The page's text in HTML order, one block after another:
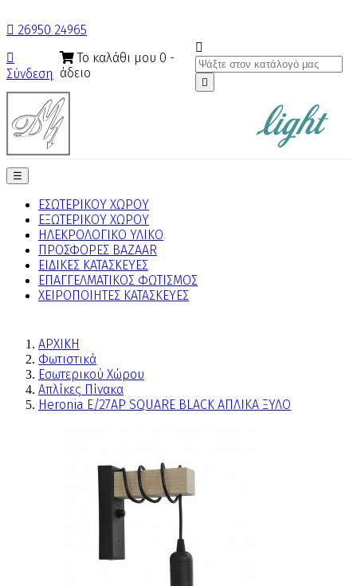
 26950 24965

Σύνδεση
Το καλάθι μου 0 -
άδειο


Toggle
navigation
☰
ΕΣΩΤΕΡΙΚΟΥ ΧΩΡΟΥ
ΕΞΩΤΕΡΙΚΟΥ ΧΩΡΟΥ
ΗΛΕΚΡΟΛΟΓΙΚΟ ΥΛΙΚΟ
ΠΡΟΣΦΟΡΕΣ BAZAAR
ΕΙΔΙΚΕΣ ΚΑΤΑΣΚΕΥΕΣ
ΕΠΑΓΓΕΛΜΑΤΙΚΟΣ ΦΩΤΙΣΜΟΣ
ΧΕΙΡΟΠΟΙΗΤΕΣ ΚΑΤΑΣΚΕΥΕΣ
ΑΡΧΙΚΗ
Φωτιστικά
Εσωτερικού Χώρου
Απλίκες Πίνακα
Heronia Ε/27ΑΡ SQUARE BLACK ΑΠΛΙΚΑ ΞΥΛΟ